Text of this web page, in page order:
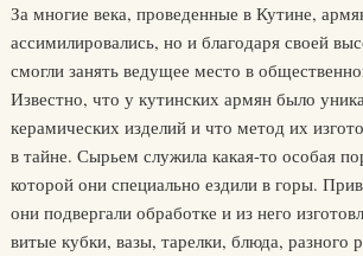
За многие века, проведенные в Кутине,
ассимилировались, но и благодаря своей
смогли занять ведущее место в
Известно, что у кутинских армян было
керамических изделий и что метод их
в тайне. Сырьем служила какая-то особая
которой они специально ездили в горы.
они подвергали обработке и из него
витые кубки, вазы, тарелки, блюда, разного